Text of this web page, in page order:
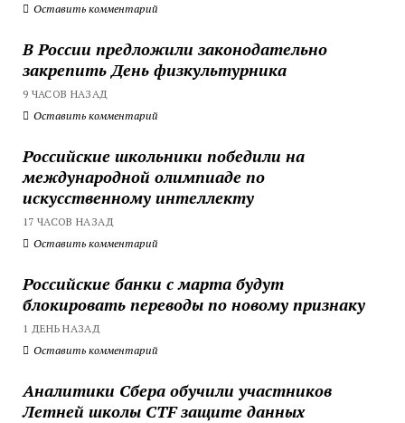
Оставить комментарий
В России предложили законодательно
закрепить День физкультурника
9 ЧАСОВ НАЗАД
Оставить комментарий
Российские школьники победили на
международной олимпиаде по
искусственному интеллекту
17 ЧАСОВ НАЗАД
Оставить комментарий
Российские банки с марта будут
блокировать переводы по новому признаку
1 ДЕНЬ НАЗАД
Оставить комментарий
Аналитики Сбера обучили участников
Летней школы CTF защите данных